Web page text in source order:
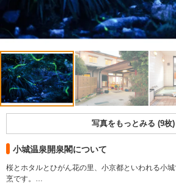
写真をもっとみる (9枚)
小城温泉開泉閣について
桜とホタルとひがん花の里、小京都といわれる小
烹です。